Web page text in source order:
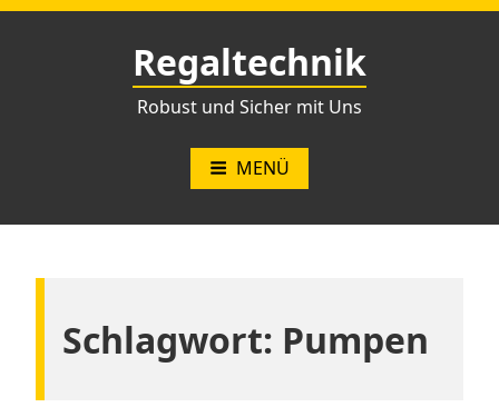
Zum
Regaltechnik
Robust und Sicher mit Uns
MENÜ
Schlagwort: Pumpen